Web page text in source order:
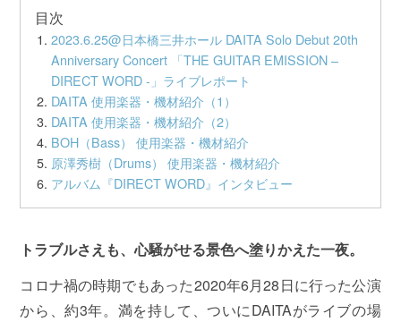
目次
2023.6.25@日本橋三井ホール DAITA Solo Debut 20th
Anniversary Concert 「THE GUITAR EMISSION –
DIRECT WORD -」ライブレポート
DAITA 使用楽器・機材紹介（1）
DAITA 使用楽器・機材紹介（2）
BOH（Bass） 使用楽器・機材紹介
原澤秀樹（Drums） 使用楽器・機材紹介
アルバム『DIRECT WORD』インタビュー
トラブルさえも、心騒がせる景色へ塗りかえた一夜。
コロナ禍の時期でもあった2020年6月28日に行った公演
から、約3年。満を持して、ついにDAITAがライブの場